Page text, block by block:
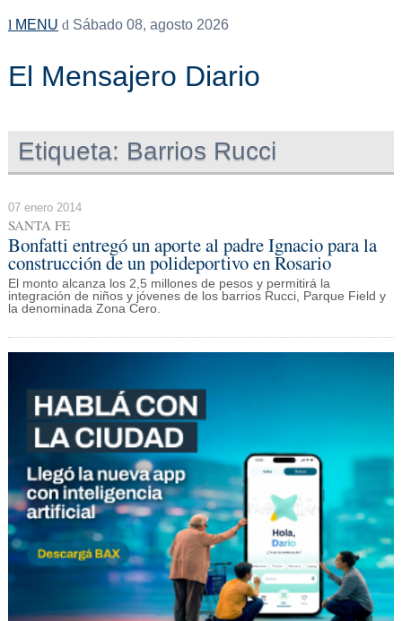
MENU Sábado 08, agosto 2026
El Mensajero Diario
Etiqueta: Barrios Rucci
07 enero 2014
SANTA FE
Bonfatti entregó un aporte al padre Ignacio para la
construcción de un polideportivo en Rosario
El monto alcanza los 2,5 millones de pesos y permitirá la
integración de niños y jóvenes de los barrios Rucci, Parque Field y
la denominada Zona Cero.